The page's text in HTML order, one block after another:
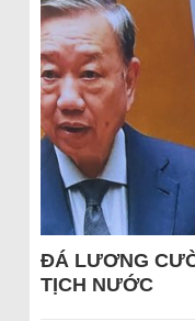
ĐÁ LƯƠNG
TỊCH NƯỚC